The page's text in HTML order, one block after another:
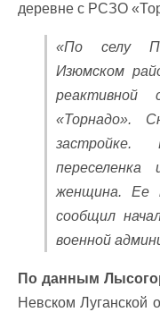
деревне с РСЗО
«По селу
Изюмском
реактивной
«Торнадо».
застройке.
женщина. Ее
сообщил
военной
По данным
Невском Луганской